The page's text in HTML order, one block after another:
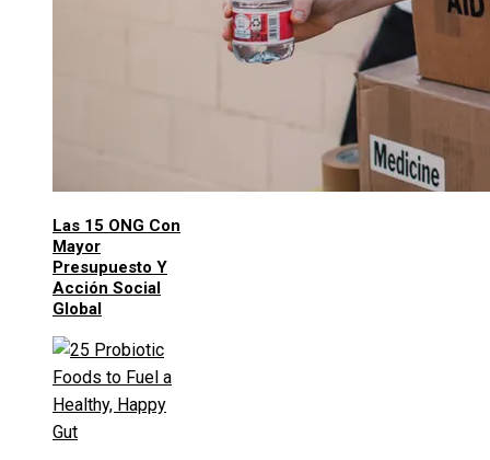
Las 15 ONG Con
Mayor
Presupuesto Y
Acción Social
Global